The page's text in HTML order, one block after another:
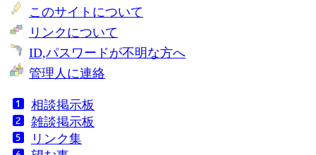
このサイトについて
リンクについて
ID,パスワードが不明な方へ
管理人に連絡
相談掲示板
雑談掲示板
リンク集